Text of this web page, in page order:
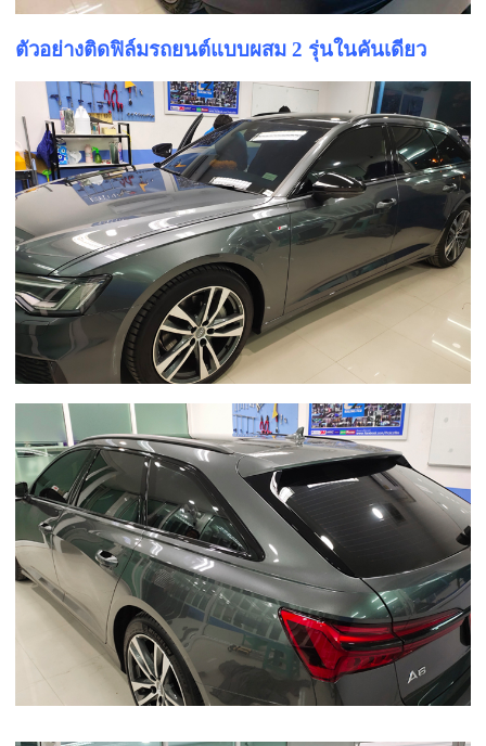
ตัวอย่างติดฟิล์มรถยนต์แบบผสม 2 รุ่นในคันเดียว